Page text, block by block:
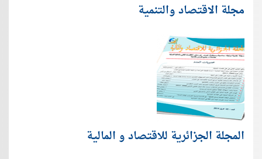
مجلة الاقتصاد والتنمية
المجلة الجزائرية للاقتصاد و المالية